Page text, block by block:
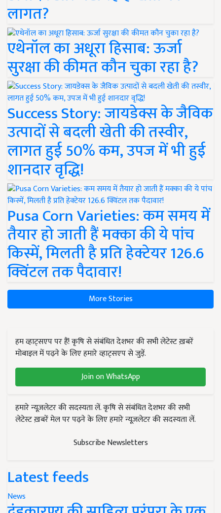
लागत?
एथेनॉल का अधूरा हिसाब: ऊर्जा
सुरक्षा की कीमत कौन चुका रहा है?
Success Story: जायडेक्स के जैविक
उत्पादों से बदली खेती की तस्वीर,
लागत हुई 50% कम, उपज में भी हुई
शानदार वृद्धि!
Pusa Corn Varieties: कम समय में
तैयार हो जाती हैं मक्का की ये पांच
किस्में, मिलती है प्रति हेक्टेयर 126.6
क्विंटल तक पैदावार!
More Stories
हम व्हाट्सएप पर हैं! कृषि से संबंधित देशभर की सभी लेटेस्ट ख़बरें
मोबाइल में पढ़ने के लिए हमारे व्हाट्सएप से जुड़ें.
Join on WhatsApp
हमारे न्यूज़लेटर की सदस्यता लें. कृषि से संबंधित देशभर की सभी
लेटेस्ट ख़बरें मेल पर पढ़ने के लिए हमारे न्यूज़लेटर की सदस्यता लें.
Subscribe Newsletters
Latest feeds
News